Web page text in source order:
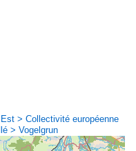
> Collectivité européenne
> Vogelgrun